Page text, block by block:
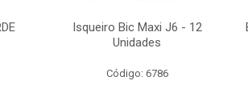
Isqueiro Bic Maxi J6 - 12
Unidades
Código: 6786